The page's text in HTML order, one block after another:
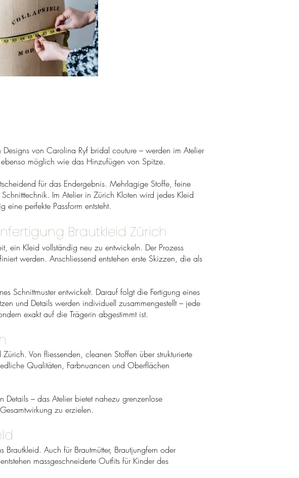
von Carolina Ryf bridal couture – werden im Atelier
möglich wie das Hinzufügen von Spitze.
für das Endergebnis. Mehrlagige Stoffe, feine
Im Atelier in Zürich Kloten wird jedes Kleid
perfekte Passform entsteht.
Brautkleid Zürich
ein Kleid vollständig neu zu entwickeln. Der Prozess
werden. Anschliessend entstehen erste Skizzen, die als
Schnittmuster entwickelt. Darauf folgt die Fertigung eines
und Details werden individuell zusammengestellt – jede
exakt auf die Trägerin abgestimmt ist.
Von fliessenden, cleanen Stoffen über strukturierte
Qualitäten, Farbnuancen und Oberflächen
Details – das Atelier bietet nahezu grenzenlose
zu erzielen.
Auch für Brautmütter, Brautjungfern oder
massgeschneiderte Outfits für Kinder des